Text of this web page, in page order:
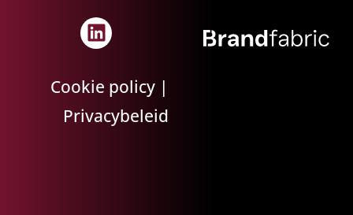
Cookie policy |
Privacybeleid